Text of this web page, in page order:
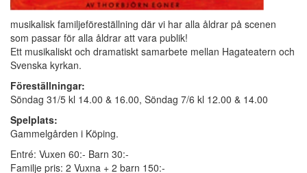
musikalisk familjeföreställning där vi har alla åldrar på scenen
som passar för alla åldrar att vara publik!
Ett musikaliskt och dramatiskt samarbete mellan Hagateatern och
Svenska kyrkan.
Föreställningar:
Söndag 31/5 kl 14.00 & 16.00, Söndag 7/6 kl 12.00 & 14.00
Spelplats:
Gammelgården i Köping.
Entré: Vuxen 60:- Barn 30:-
Familje pris: 2 Vuxna + 2 barn 150:-